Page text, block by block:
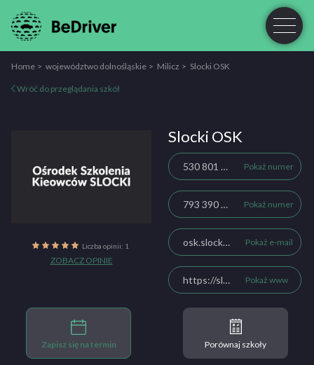
Home województwo dolnośląskie Milicz Slocki OSK
Wróć do przeglądania szkół
Liczba opinii: 1
ZOBACZ OPINIE
Slocki OSK
530 801 140 Pokaż numer
793 390 354 Pokaż numer
osk.slocki@wp.pl Pokaż e-mail
https://slocki.com.pl/ Pokaż www
Zapisz się na termin Porównaj szkoły